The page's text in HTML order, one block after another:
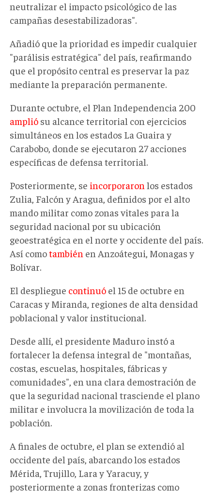
neutralizar el impacto psicológico de las
campañas desestabilizadoras".
Añadió que la prioridad es impedir cualquier
"parálisis estratégica" del país, reafirmando
que el propósito central es preservar la paz
mediante la preparación permanente.
Durante octubre, el Plan Independencia 200
amplió su alcance territorial con ejercicios
simultáneos en los estados La Guaira y
Carabobo, donde se ejecutaron 27 acciones
específicas de defensa territorial.
Posteriormente, se incorporaron los estados
Zulia, Falcón y Aragua, definidos por el alto
mando militar como zonas vitales para la
seguridad nacional por su ubicación
geoestratégica en el norte y occidente del país.
Así comotambién en Anzoátegui, Monagas y
Bolívar.
El despliegue continuó el 15 de octubre en
Caracas y Miranda, regiones de alta densidad
poblacional y valor institucional.
Desde allí, el presidente Maduro instó a
fortalecer la defensa integral de "montañas,
costas, escuelas, hospitales, fábricas y
comunidades", en una clara demostración de
que la seguridad nacional trasciende el plano
militar e involucra la movilización de toda la
población.
A finales de octubre, el plan se extendió al
occidente del país, abarcando los estados
Mérida, Trujillo, Lara y Yaracuy, y
posteriormente a zonas fronterizas como